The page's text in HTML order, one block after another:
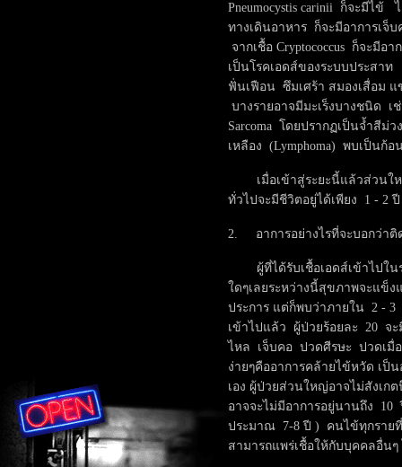
Pneumocystis carinii ก็จะมีไ
ทางเดินอาหาร ก็จะมีอาการเจ็
จากเชื้อ Cryptococcus ก็จะมี
เป็นโรคเอดส์ของระบบประสา
ฟั่นเฟือน ซึมเศร้า สมองเสื่อม
บางรายอาจมีมะเร็งบางชนิด เ
Sarcoma โดยปรากฏเป็นจ้ำสีม่
เหลือง (Lymphoma) พบเป็น
เมื่อเข้าสู่ระยะนี้แล้วส่วนใ
ทั่วไปจะมีชีวิตอยู่ได้เพียง 1 - 2
2. อาการอย่างไรที่จะบอกว่าติ
ผู้ที่ได้รับเชื้อเอดส์เข้าไปใน
ใดๆเลยระหว่างนี้สุขภาพจะแ
ประการ แต่ก็พบว่าภายใน 2 - 3
เข้าไปแล้ว ผู้ป่วยร้อยละ 20 จ
ไหล เจ็บคอ ปวดศีรษะ ปวดเมื่
ง่ายๆคืออาการคล้ายไข้หวัด เป็
เอง ผู้ป่วยส่วนใหญ่อาจไม่สังเ
อาจจะไม่มีอาการอยู่นานถึง
ประมาณ 7-8 ปี ) คนไข้ทุกราย
สามารถแพร่เชื้อให้กับบุคคลอื่นๆ